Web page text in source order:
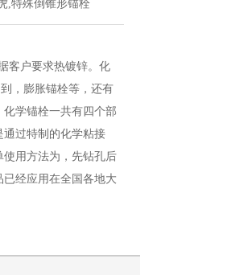
,特殊倒锥形锚栓
客户要求热镀锌。化
，膨胀锚栓等，还有
学锚栓一共有四个部
过特制的化学粘接
用方法为，先钻孔后
经应用在全国各地大